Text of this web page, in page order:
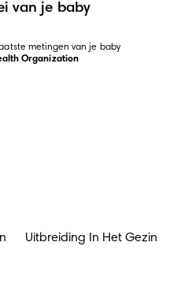
van je baby
metingen van je baby
Organization
Uitbreiding In Het Gezin